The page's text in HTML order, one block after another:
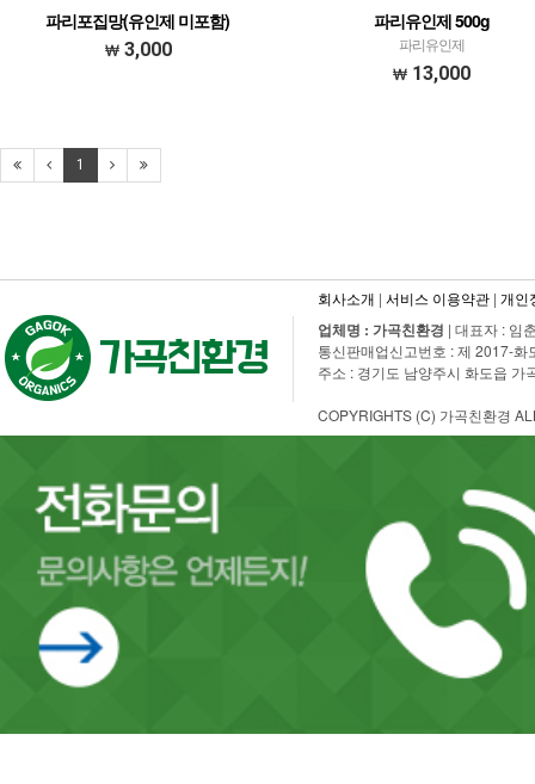
파리포집망(유인제 미포함)
3,000
파리유인제 500g
파리유인제
13,000
1
회사소개 | 서비스 이용약관 | 개인
업체명 : 가곡친환경 | 대표자 : 임
통신판매업신고번호 : 제 2017-
주소 : 경기도 남양주시 화도읍
COPYRIGHTS (C) 가곡친환경